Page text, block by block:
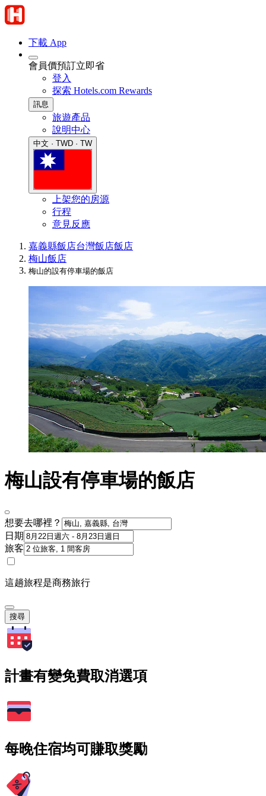
下載 App
會員價預訂立即省
登入
探索 Hotels.com Rewards
訊息
旅遊產品
說明中心
中文 · TWD · TW
上架您的房源
行程
意見反應
嘉義縣飯店台灣飯店飯店
梅山飯店
梅山的設有停車場的飯店
梅山設有停車場的飯店
想要去哪裡？
日期
旅客
這趟旅程是商務旅行
搜尋
計畫有變免費取消選項
每晚住宿均可賺取獎勵